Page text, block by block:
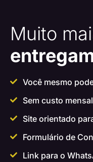
Muito
Você mesmo
Sem custo
Site orientado
Formulário de
Link para o